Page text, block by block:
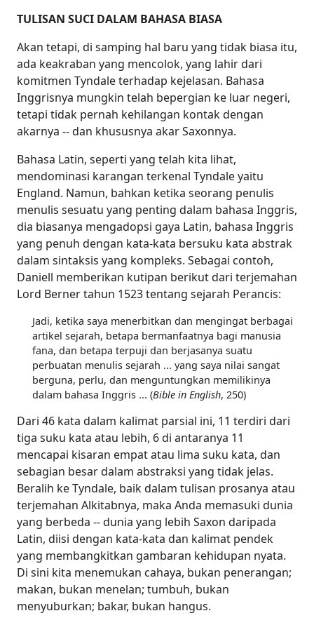
TULISAN SUCI DALAM BAHASA BIASA
Akan tetapi, di samping hal baru yang tidak biasa itu,
ada keakraban yang mencolok, yang lahir dari
komitmen Tyndale terhadap kejelasan. Bahasa
Inggrisnya mungkin telah bepergian ke luar negeri,
tetapi tidak pernah kehilangan kontak dengan
akarnya -- dan khususnya akar Saxonnya.
Bahasa Latin, seperti yang telah kita lihat,
mendominasi karangan terkenal Tyndale yaitu
England. Namun, bahkan ketika seorang penulis
menulis sesuatu yang penting dalam bahasa Inggris,
dia biasanya mengadopsi gaya Latin, bahasa Inggris
yang penuh dengan kata-kata bersuku kata abstrak
dalam sintaksis yang kompleks. Sebagai contoh,
Daniell memberikan kutipan berikut dari terjemahan
Lord Berner tahun 1523 tentang sejarah Perancis:
Jadi, ketika saya menerbitkan dan mengingat berbagai
artikel sejarah, betapa bermanfaatnya bagi manusia
fana, dan betapa terpuji dan berjasanya suatu
perbuatan menulis sejarah ... yang saya nilai sangat
berguna, perlu, dan menguntungkan memilikinya
dalam bahasa Inggris ... (Bible in English, 250)
Dari 46 kata dalam kalimat parsial ini, 11 terdiri dari
tiga suku kata atau lebih, 6 di antaranya 11
mencapai kisaran empat atau lima suku kata, dan
sebagian besar dalam abstraksi yang tidak jelas.
Beralih ke Tyndale, baik dalam tulisan prosanya atau
terjemahan Alkitabnya, maka Anda memasuki dunia
yang berbeda -- dunia yang lebih Saxon daripada
Latin, diisi dengan kata-kata dan kalimat pendek
yang membangkitkan gambaran kehidupan nyata.
Di sini kita menemukan cahaya, bukan penerangan;
makan, bukan menelan; tumbuh, bukan
menyuburkan; bakar, bukan hangus.